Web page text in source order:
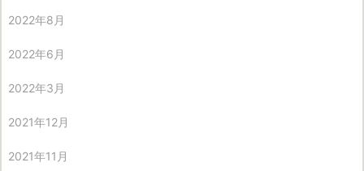
2022年8月
2022年6月
2022年3月
2021年12月
2021年11月